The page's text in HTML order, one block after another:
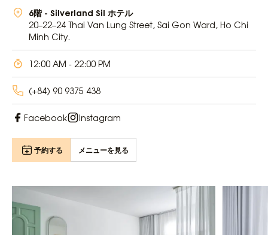
6階 - Silverland Sil ホテル
20–22–24 Thai Van Lung Street, Sai Gon Ward, Ho Chi
Minh City.
12:00 AM - 22:00 PM
(+84) 90 9375 438
Facebook Instagram
予約する メニューを見る